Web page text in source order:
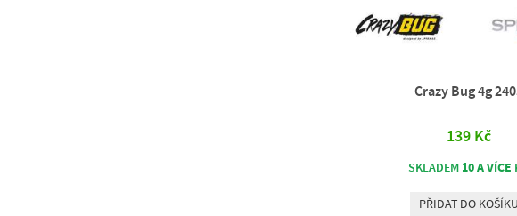
Crazy Bug 4g
139 Kč
SKLADEM 10 A VÍCE
PŘIDAT DO KOŠÍKU